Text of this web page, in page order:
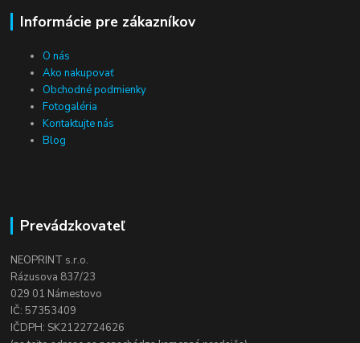
Informácie pre zákazníkov
O nás
Ako nakupovať
Obchodné podmienky
Fotogaléria
Kontaktujte nás
Blog
Prevádzkovateľ
NEOPRINT s.r.o.
Rázusova 837/23
029 01 Námestovo
IČ: 57353409
IČDPH: SK2122724626